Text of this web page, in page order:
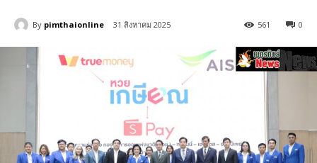
By pimthaionline 31 สิงหาคม 2025 0
561